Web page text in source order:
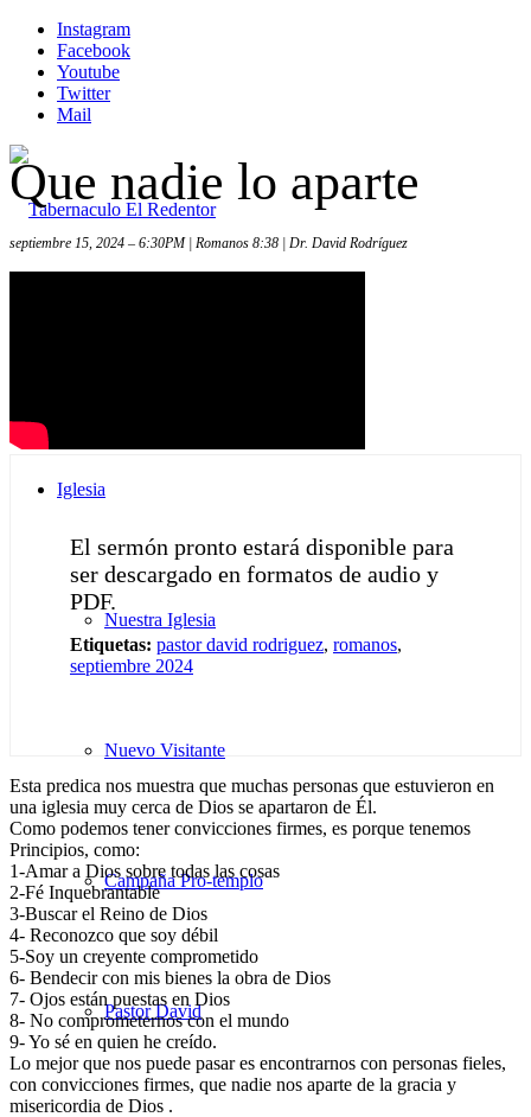
Instagram
Facebook
Youtube
Twitter
Mail
Iglesia
Nuestra Iglesia
Nuevo Visitante
Campaña Pro-templo
Pastor David
Que nadie lo aparte
septiembre 15, 2024 – 6:30PM | Romanos 8:38 | Dr. David Rodríguez
El sermón pronto estará disponible para
ser descargado en formatos de audio y
PDF.
Etiquetas: pastor david rodriguez, romanos,
septiembre 2024
Esta predica nos muestra que muchas personas que estuvieron en
una iglesia muy cerca de Dios se apartaron de Él.
Como podemos tener convicciones firmes, es porque tenemos
Principios, como:
1-Amar a Dios sobre todas las cosas
2-Fé Inquebrantable
3-Buscar el Reino de Dios
4- Reconozco que soy débil
5-Soy un creyente comprometido
6- Bendecir con mis bienes la obra de Dios
7- Ojos están puestas en Dios
8- No comprometernos con el mundo
9- Yo sé en quien he creído.
Lo mejor que nos puede pasar es encontrarnos con personas fieles,
con convicciones firmes, que nadie nos aparte de la gracia y
misericordia de Dios .